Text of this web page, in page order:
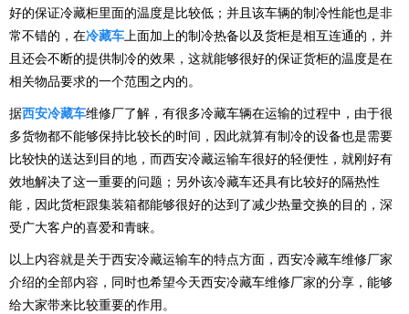
好的保证冷藏柜里面的温度是比较低；并且该车辆的制冷性能也是非
常不错的，在冷藏车上面加上的制冷热备以及货柜是相互连通的，并
且还会不断的提供制冷的效果，这就能够很好的保证货柜的温度是在
相关物品要求的一个范围之内的。
据西安冷藏车维修厂了解，有很多冷藏车辆在运输的过程中，由于很
多货物都不能够保持比较长的时间，因此就算有制冷的设备也是需要
比较快的送达到目的地，而西安冷藏运输车很好的轻便性，就刚好有
效地解决了这一重要的问题；另外该冷藏车还具有比较好的隔热性
能，因此货柜跟集装箱都能够很好的达到了减少热量交换的目的，深
受广大客户的喜爱和青睐。
以上内容就是关于西安冷藏运输车的特点方面，西安冷藏车维修厂家
介绍的全部内容，同时也希望今天西安冷藏车维修厂家的分享，能够
给大家带来比较重要的作用。